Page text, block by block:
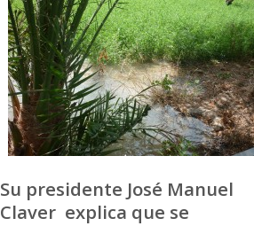
Su presidente José Manuel
Claver explica que se